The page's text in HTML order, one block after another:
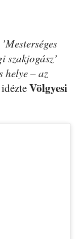
helye – az
Völgyesi